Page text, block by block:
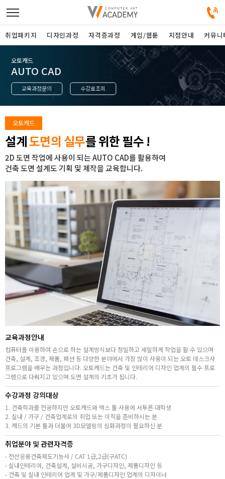
디자인정규과정
디자인단과과정
게임과정
자격증과정
커뮤니티
취업패키지
취업지원센터
고객상담센터
아카데미소개
지점별 홈페이지
취업패키지 디자인과정 자격증과정 게임/웹툰 지점안내 커뮤니
오토캐드
AUTO CAD
교육과정문의 수강료조회
오토캐드
설계도면의 실무를 위한 필수 !
2D 도면 작업에 사용이 되는 AUTO CAD를 활용하여
건축 도면 설계도 기획 및 제작을 교육합니다.
교육과정안내
컴퓨터를 이용하여 손으로 하는 설계방식보다 정밀하고 세밀하게 작업을 할 수 있으며
건축, 설계, 조경, 제품, 패션 등 다양한 분야에서 가장 많이 사용이 되는 오토 데스크사
프로그램을 배우는 과정입니다. 오토캐드는 건축 및 인테리어 디자인 업계의 필수 프로
그램으로 다뤄지고 있으며 도면 설계의 기초가 됩니다.
수강과정 강의대상
1. 건축학과를 전공하지만 오토캐드와 맥스 툴 사용에 서투른 대학생
2. 실내 / 가구 / 건축업계로의 취업 또는 이직을 준비하시는 분
3. 캐드의 기본 툴과 더불어 3D모델링의 심화과정이 필요하신 분
취업분야 및 관련자격증
- 전산응용건축제도기능사 / CAT 1급,2급(구ATC)
- 실내인테리어, 건축설계, 설비시공, 가구디자인, 제품디자인 등
- 건축 및 실내 인테리어 업계 및 가구/제품디자인 업계의 디자이너